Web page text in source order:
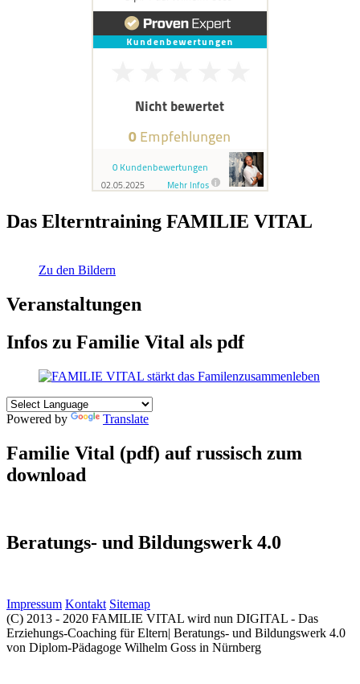
Das Elterntraining FAMILIE VITAL
Zu den Bildern
Veranstaltungen
Infos zu Familie Vital als pdf
Powered by Translate
Familie Vital (pdf) auf russisch zum
download
Beratungs- und Bildungswerk 4.0
Impressum Kontakt Sitemap
(C) 2013 - 2020 FAMILIE VITAL wird nun DIGITAL - Das
Erziehungs-Coaching für Eltern| Beratungs- und Bildungswerk 4.0
von Diplom-Pädagoge Wilhelm Goss in Nürnberg